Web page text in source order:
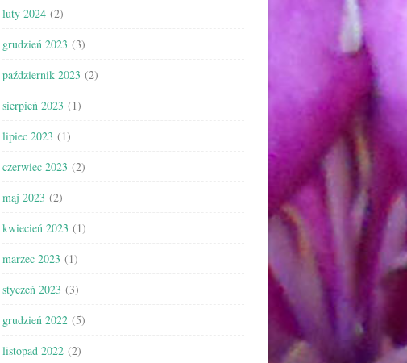
luty 2024 (2)
grudzień 2023 (3)
październik 2023 (2)
sierpień 2023 (1)
lipiec 2023 (1)
czerwiec 2023 (2)
maj 2023 (2)
kwiecień 2023 (1)
marzec 2023 (1)
styczeń 2023 (3)
grudzień 2022 (5)
listopad 2022 (2)